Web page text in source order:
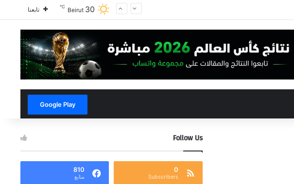
Beirut 30
℃ تابعنا
Google Play
Follow Us
0
Subscribers
810
متابع